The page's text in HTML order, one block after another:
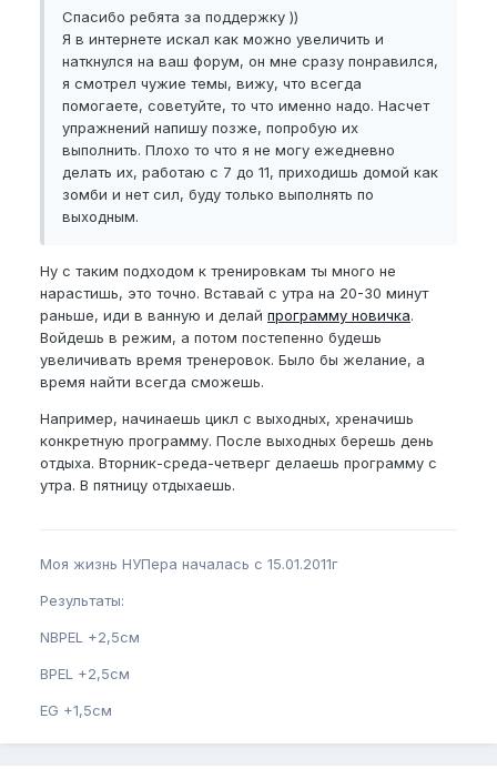
Спасибо ребята за поддержку ))
Я в интернете искал как можно увеличить и
наткнулся на ваш форум, он мне сразу понравился,
я смотрел чужие темы, вижу, что всегда
помогаете, советуйте, то что именно надо. Насчет
упражнений напишу позже, попробую их
выполнить. Плохо то что я не могу ежедневно
делать их, работаю с 7 до 11, приходишь домой как
зомби и нет сил, буду только выполнять по
выходным.
Ну с таким подходом к тренировкам ты много не
нарастишь, это точно. Вставай с утра на 20-30 минут
раньше, иди в ванную и делай программу новичка.
Войдешь в режим, а потом постепенно будешь
увеличивать время тренеровок. Было бы желание, а
время найти всегда сможешь.
Например, начинаешь цикл с выходных, хреначишь
конкретную программу. После выходных берешь день
отдыха. Вторник-среда-четверг делаешь программу с
утра. В пятницу отдыхаешь.
Моя жизнь НУПера началась с 15.01.2011г
Результаты:
NBPEL +2,5см
BPEL +2,5см
EG +1,5см